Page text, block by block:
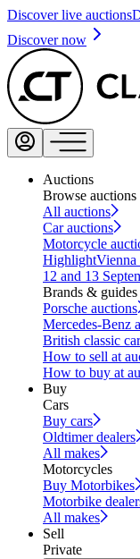
Discover live auctions
Discover now
Auctions
Browse auctions
All auctions
Car auctions
Motorcycle
Highlight
12 and 13
Brands & guides
Porsche auctions
Mercedes-Benz
British classic
How to sell at
How to buy at
Buy
Cars
Buy cars
Oldtimer dealers
All makes
Motorcycles
Buy Motorbikes
Motorbike
All makes
Sell
Private